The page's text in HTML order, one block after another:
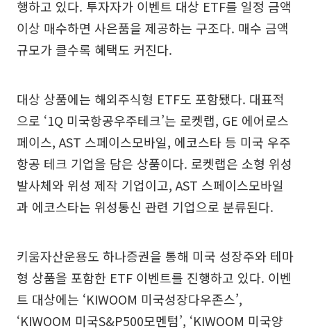
행하고 있다. 투자자가 이벤트 대상 ETF를 일정 금액
이상 매수하면 사은품을 제공하는 구조다. 매수 금액
규모가 클수록 혜택도 커진다.
대상 상품에는 해외주식형 ETF도 포함됐다. 대표적
으로 ‘1Q 미국항공우주테크’는 로켓랩, GE 에어로스
페이스, AST 스페이스모바일, 에코스타 등 미국 우주
항공 테크 기업을 담은 상품이다. 로켓랩은 소형 위성
발사체와 위성 제작 기업이고, AST 스페이스모바일
과 에코스타는 위성통신 관련 기업으로 분류된다.
키움자산운용도 하나증권을 통해 미국 성장주와 테마
형 상품을 포함한 ETF 이벤트를 진행하고 있다. 이벤
트 대상에는 ‘KIWOOM 미국성장다우존스’,
‘KIWOOM 미국S&P500모멘텀’, ‘KIWOOM 미국양